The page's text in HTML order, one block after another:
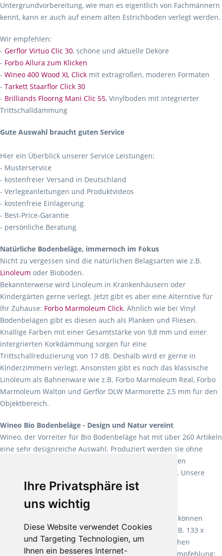
Ihre Privatsphäre ist
uns wichtig
Diese Website verwendet Cookies
und Targeting Technologien, um
Ihnen ein besseres Internet-
Untergrundvorbereitung, wie man es eigentlich von Fachmännern
kennt, kann er auch auf einem alten Estrichboden verlegt werden.
Wir empfehlen:
- Gerflor Virtuo Clic 30, schöne und aktuelle Dekore
- Forbo Allura zum Klicken
- Wineo 400 Wood XL Click mit extragroßen, moderen Formaten
- Tarkett Staarflor Click 30
- Brilliands Floorng Mani Clic 55, Vinylboden mit integrierter
Trittschalldämmung
Gute Auswahl braucht guten Service
Hier ein Überblick unserer Service Leistungen:
- Musterservice
- kostenfreier Versand in Deutschland
- Verlegeanleitungen und Produktvideos
- kostenfreie Einlagerung
- Best-Price-Garantie
- persönliche Beratung
Natürliche Bodenbeläge, immernoch im Fokus
Nicht zu vergessen sind die natürlichen Belagsarten wie z.B.
Linoleum oder Bioböden.
Bekannterweise wird Linoleum in Krankenhäusern oder
Kindergärten gerne verlegt. Jetzt gibt es aber eine Alterntive für
Ihr Zuhause: Forbo Marmoleum Click. Ähnlich wie bei Vinyl
Bodenbelägen gibt es diesen auch als Planken und Fliesen.
Knallige Farben mit einer Gesamtstärke von 9,8 mm und einer
intergrierten Korkdämmung sorgen für eine
Trittschallreduzierung von 17 dB. Deshalb wird er gerne in
Kinderzimmern verlegt. Ansonsten gibt es noch das klassische
Linoleum als Bahnenware wie z.B. Forbo Marmoleum Real, Forbo
Marmoleum Walton und Gerflor DLW Marmorette 2,5 mm für den
Objektbereich.
Wineo Bio Bodenbeläge - Design und Natur vereint
Wineo, der Vorreiter für Bio Bodenbeläge hat mit über 260 Artikeln
eine sehr designreiche Auswahl. Produziert werden sie ohne
Weichmacher und Lösungsmittel. Mit allen verfügbaren
Verlegearten ist er für jegliche Bauvorhaben attraktiv. Unsere
Empfehlung:Wineo 1000 Multi Layer XXL.
Teppiche für ein angenehmes Laufgefühl
machen es schon lange vor. Sie können
Teppich in Ihrem gewünschten Sondermaß kaufen, z.B. 133 x
60cm. Vor allem in Schlafzimmern aufgrund der weichen
Oberfläche ein sehr beliebter Zusatzboden. Unsere Empfehlung: